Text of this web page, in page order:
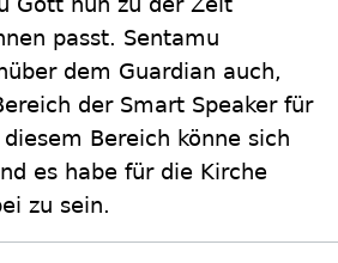
passt. Sentamu
dem Guardian auch,
der Smart Speaker für
Bereich könne sich
es habe für die Kirche
zu sein.